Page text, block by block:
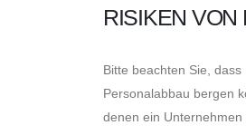
RISIKEN VON
Bitte beachten Sie,
Personalabbau bergen
denen ein